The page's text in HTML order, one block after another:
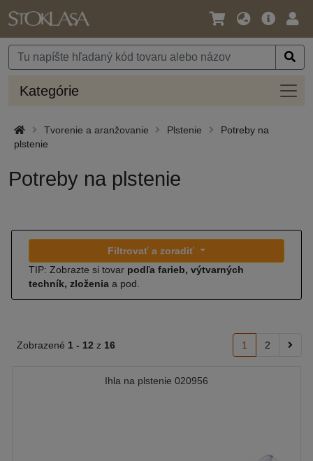
Jazyk
Mena
Hlavná
Kategórie
Tvorenie a aranžovanie Plstenie
Potreby na
plstenie
Potreby na plstenie
Filtrovať a zoradiť
TIP: Zobrazte si tovar podľa farieb, výtvarných
techník, zloženia a pod.
Zobrazené 1 - 12 z 16 1 2
Ihla na plstenie 020956